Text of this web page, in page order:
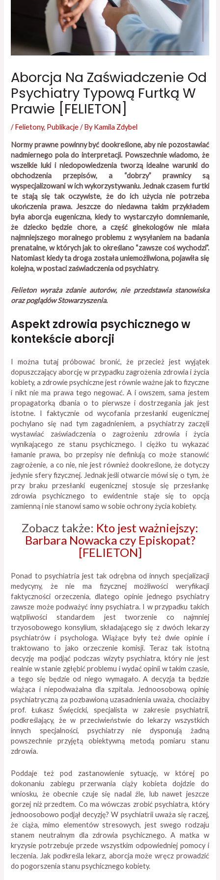
Aborcja Na Zaświadczenie Od
Psychiatry Typową Furtką W
Prawie [FELIETON]
/Felietony, Publikacje/ ByKamila Zdybel
Normy prawne powinny być dookreślone, aby nie pozostawiać
nadmiernego pola do interpretacji. Powszechnie wiadomo, że
wszelkie luki i niedopowiedzenia tworzą idealne warunki do
obchodzenia przepisów, a “dobrzy” prawnicy są
wyspecjalizowani w ich wykorzystywaniu. Jednak czasem furtki
te stają się tak oczywiste, że do ich użycia nie potrzeba
ukończenia prawa. Jeszcze do niedawna takim przykładem
była aborcja eugeniczna, kiedy to wystarczyło domniemanie,
że dziecko będzie chore, a część ginekologów nie miała
najmniejszego moralnego problemu z wysyłaniem na badania
prenatalne, w których jak to określano “zawsze coś wychodzi”.
Natomiast kiedy ta droga została uniemożliwiona, pojawiła się
kolejna, w postaci zaświadczenia od psychiatry.
Felieton wyraża zdanie autorów, nie przedstawia stanowiska
oraz poglądów Stowarzyszenia.
Aspekt zdrowia psychicznego w
kontekście aborcji
I można tutaj próbować bronić, że przecież jest wyjątek
dopuszczający aborcję w przypadku zagrożenia zdrowia i życia
kobiety, a zdrowie psychiczne jest równie ważne jak to fizyczne
i nikt nie ma prawa tego negować. A i owszem, sama jestem
propagatorką dbania o to pierwsze i dostrzegania jak jest
istotne. I faktycznie od wycofania przesłanki eugenicznej
pochylano się nad tym zagadnieniem, a psychiatrzy zaczęli
wystawiać zaświadczenia o zagrożeniu zdrowia i życia
wynikającego ze stanu psychicznego. I ciężko tu wykazać
łamanie prawa, bo przepisy nie definiują co może stanowić
zagrożenie, a co nie, nie jest również dookreślone, że dotyczy
jedynie sfery fizycznej. Jednak jeśli otwarcie mówi się o tym, że
przy braku przesłanki eugenicznej stosuje się przesłankę
zdrowia psychicznego to ewidentnie staje się to opcją
zamienną i nie stanowi samo w sobie ochrony życia kobiety.
Zobacz także: Kto jest ważniejszy:
Barbara Nowacka czy Episkopat?
[FELIETON]
Ponad to psychiatria jest tak odrębna od innych specjalizacji
medycyny, że nie ma fizycznej możliwości weryfikacji
faktyczności orzeczenia, dlatego opinie jednego psychiatry
zawsze może podważyć inny psychiatra. I w przypadku takich
wątpliwości standardem jest tworzenie co najmniej
trzyosobowego konsylium, składającego się z dwóch lekarzy
psychiatrów i psychologa. Wiążące były też dwie opinie i
traktowano to jako orzeczenie komisji. Teraz tak istotną
decyzję ma podjąć podczas wizyty psychiatra, który nie jest
realnie w stanie zgłębić problemu i wydać opinii w takim czasie,
a tego się będzie od niego wymagało. A decyzja ta będzie
wiążąca i niepodważalna dla szpitala. Jednoosobową opinię
psychiatryczną za pozbawioną uzasadnienia uważa, chociażby
prof. Łukasz Święcicki, specjalista w zakresie psychiatrii,
podkreślający, że w przeciwieństwie do lekarzy wszystkich
innych specjalności, psychiatrzy nie dysponują żadną
powszechnie przyjętą obiektywną metodą pomiaru stanu
zdrowia.
Poddaje też pod zastanowienie sytuację, w której po
dokonaniu zabiegu przerwania ciąży kobieta dojdzie do
wniosku, że obecnie czuje się nadal źle, lub nawet jeszcze
gorzej niż przedtem. Co ma wówczas zrobić psychiatra, który
jednoosobowo podjął decyzję? W psychiatrii uważa się raczej,
że ciąża, mimo elementów stresowych, jest swego rodzaju
stanem neutralnym dla zdrowia psychicznego. A matka w
kryzysie potrzebuje przede wszystkim odpowiedniej pomocy i
leczenia. Jak podkreśla lekarz, aborcja może wręcz prowadzić
do pogorszenia stanu psychicznego kobiety.